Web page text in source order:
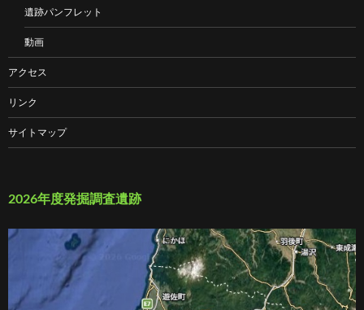
遺跡パンフレット
動画
アクセス
リンク
サイトマップ
2026年度発掘調査遺跡